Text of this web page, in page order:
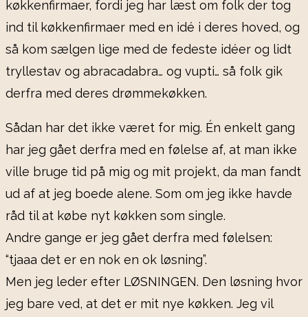
køkkenfirmaer, fordi jeg har læst om folk der tog
ind til køkkenfirmaer med en idé i deres hoved, og
så kom sælgen lige med de fedeste idéer og lidt
tryllestav og abracadabra… og vupti… så folk gik
derfra med deres drømmekøkken.
Sådan har det ikke været for mig. Én enkelt gang
har jeg gået derfra med en følelse af, at man ikke
ville bruge tid på mig og mit projekt, da man fandt
ud af at jeg boede alene. Som om jeg ikke havde
råd til at købe nyt køkken som single.
Andre gange er jeg gået derfra med følelsen:
“tjaaa det er en nok en ok løsning”.
Men jeg leder efter LØSNINGEN. Den løsning hvor
jeg bare ved, at det er mit nye køkken. Jeg vil